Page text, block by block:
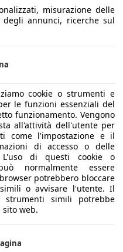
misurazione delle
annunci, ricerche sul
cookie o strumenti e
le funzioni essenziali del
funzionamento. Vengono
all'attività dell'utente per
come l'impostazione e il
di accesso o delle
L'uso di questi cookie o
normalmente essere
potrebbero bloccare
o avvisare l'utente. Il
simili potrebbe
web.